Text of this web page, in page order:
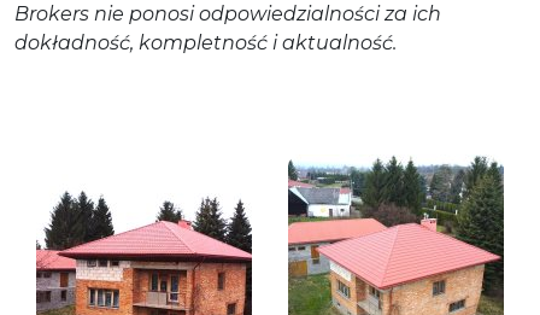
Brokers nie ponosi odpowiedzialności za ich
dokładność, kompletność i aktualność.